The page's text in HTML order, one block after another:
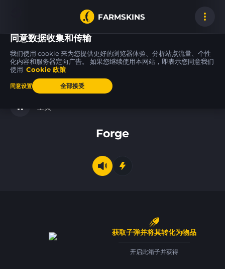
FARMSKINS
P90
主页
Forge
获取子弹并将其转化为物品
开启此箱子并获得
同意数据收集和传输
我们使用 cookie 来为您提供更好的浏览器体验、分析站点流量、个性
化内容和服务器定向广告。 如果您继续使用本网站，即表示您同意我们
使用 Cookie 政策
同意设置 全部接受